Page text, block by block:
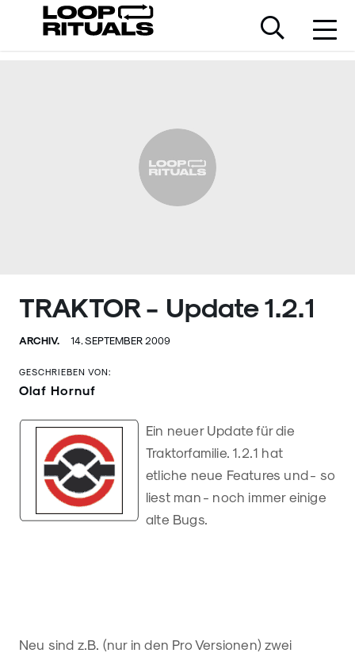
TRAKTOR - Update 1.2.1
ARCHIV. 14. SEPTEMBER 2009
GESCHRIEBEN VON:
Olaf Hornuf
Ein neuer Update für die
Traktorfamilie. 1.2.1 hat
etliche neue Features und - so
liest man - noch immer einige
alte Bugs.
Neu sind z.B. (nur in den Pro Versionen) zwei